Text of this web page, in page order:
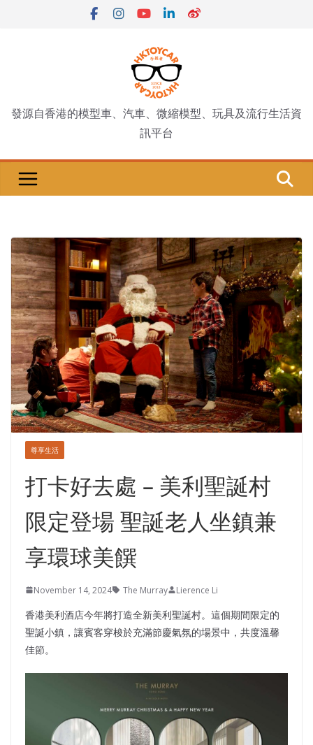
發源自香港的模型車、汽車、微縮模型、玩具及流行生活資
訊平台
尊享生活
打卡好去處 – 美利聖誕村
限定登場 聖誕老人坐鎮兼
享環球美饌
November 14, 2024 The Murray Lierence Li
香港美利酒店今年將打造全新美利聖誕村。這個期間限定的
聖誕小鎮，讓賓客穿梭於充滿節慶氣氛的場景中，共度溫馨
佳節。